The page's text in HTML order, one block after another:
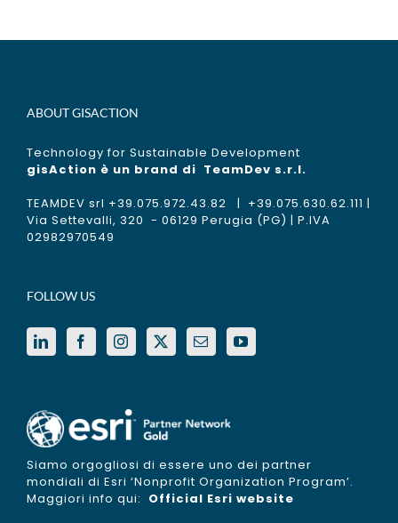
ABOUT GISACTION
Technology for Sustainable Development
gisAction è un brand di TeamDev s.r.l.
TEAMDEV srl +39.075.972.43.82 | +39.075.630.62.111 |
Via Settevalli, 320 - 06129 Perugia (PG) | P.IVA
02982970549
FOLLOW US
Siamo orgogliosi di essere uno dei partner
mondiali di Esri ‘Nonprofit Organization Program’.
Maggiori info qui: Official Esri website